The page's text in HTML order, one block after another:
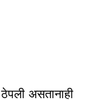
असतानाही